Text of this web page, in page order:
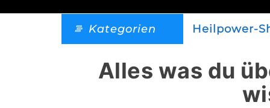
Kategorien Heilpower-
Alles was du